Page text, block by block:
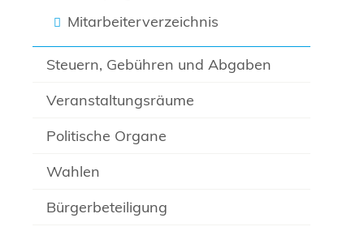
Mitarbeiterverzeichnis
Steuern, Gebühren und Abgaben
Veranstaltungsräume
Politische Organe
Wahlen
Bürgerbeteiligung